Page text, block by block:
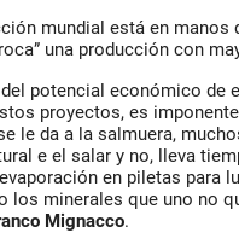
mundial está en manos
una producción con
potencial económico de
proyectos, es
le da a la salmuera,
e el salar y no, lleva
en piletas para
los minerales que uno no
Mignacco.